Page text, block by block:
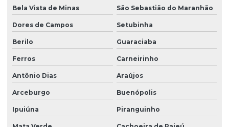
Bela Vista de Minas São Sebastião do Maranhão
Dores de Campos Setubinha
Berilo Guaraciaba
Ferros Carneirinho
Antônio Dias Araújos
Arceburgo Buenópolis
Ipuiúna Piranguinho